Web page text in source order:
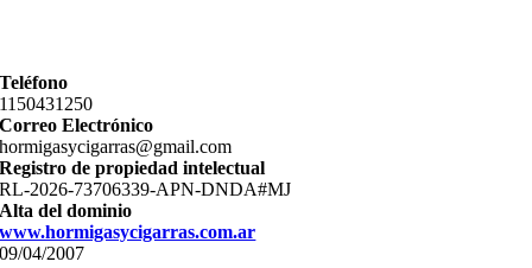
Teléfono
11­50431250
Correo Electrónico
hormigasycigarras@gmail.com
Registro de propiedad intelectual
RL-2026-73706339-APN-DNDA#MJ
Alta del dominio
www.hormigasycigarras.com.ar
09/04/2007